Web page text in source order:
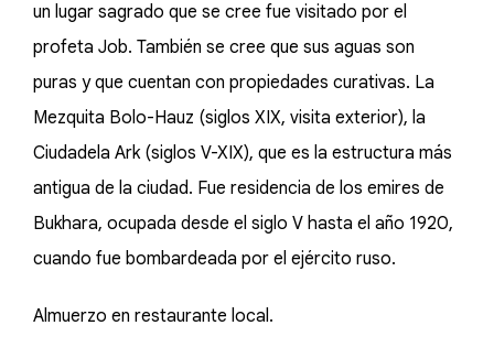
un lugar sagrado que se cree fue visitado por el
profeta Job. También se cree que sus aguas son
puras y que cuentan con propiedades curativas. La
Mezquita Bolo-Hauz (siglos XIX, visita exterior), la
Ciudadela Ark (siglos V-XIX), que es la estructura más
antigua de la ciudad. Fue residencia de los emires de
Bukhara, ocupada desde el siglo V hasta el año 1920,
cuando fue bombardeada por el ejército ruso.
Almuerzo en restaurante local.